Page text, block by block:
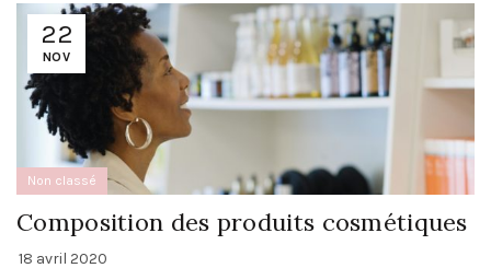
22
NOV
Non classé
Composition des produits cosmétiques
18 avril 2020